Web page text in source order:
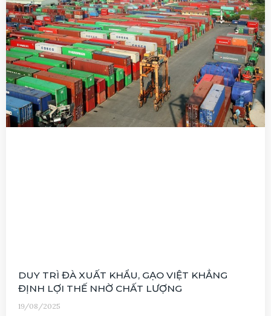
DUY TRÌ ĐÀ XUẤT KHẨU, GẠO VIỆT KHẲNG
ĐỊNH LỢI THẾ NHỜ CHẤT LƯỢNG
19/08/2025